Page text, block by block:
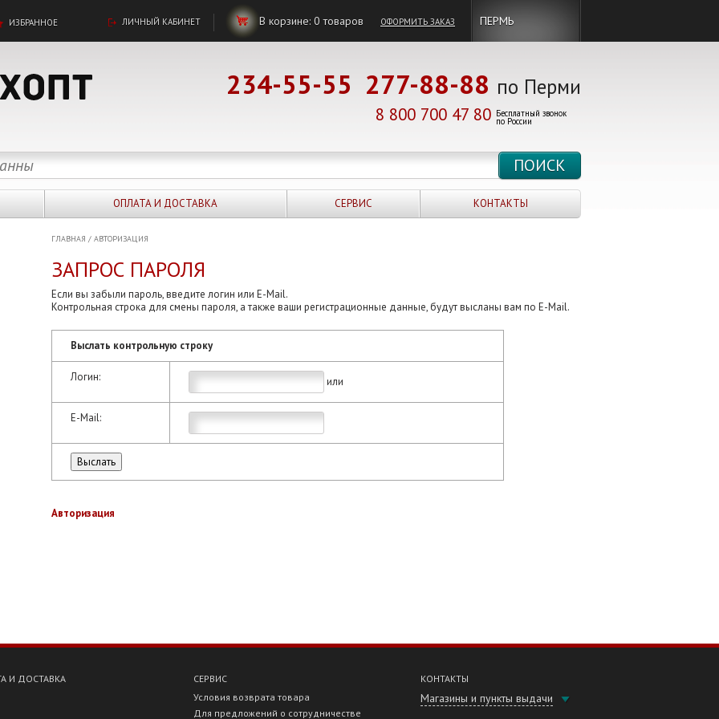
ИЗБРАННОЕ ЛИЧНЫЙ КАБИНЕТ В корзине: 0товаров ОФОРМИТЬ ЗАКАЗ ПЕРМЬ
234-55-55 277-88-88 по Перми
8 800 700 47 80 Бесплатный звонок
по России
ОПЛАТА И ДОСТАВКА СЕРВИС КОНТАКТЫ
ГЛАВНАЯ / АВТОРИЗАЦИЯ
ЗАПРОС ПАРОЛЯ
Если вы забыли пароль, введите логин или E-Mail.
Контрольная строка для смены пароля, а также ваши регистрационные данные, будут высланы вам по E-Mail.
Выслать контрольную строку
Логин: или
E-Mail:
Авторизация
КОНТАКТЫ
Магазины и пункты выдачи
И ДОСТАВКА
СЕРВИС
Условия возврата товара
Для предложений о сотрудничестве